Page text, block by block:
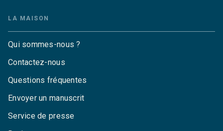
LA MAISON
Qui sommes-nous ?
Contactez-nous
Questions fréquentes
Envoyer un manuscrit
Service de presse